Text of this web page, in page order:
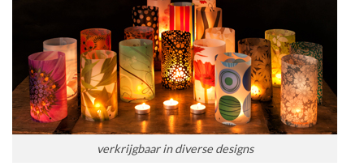
verkrijgbaar in diverse designs